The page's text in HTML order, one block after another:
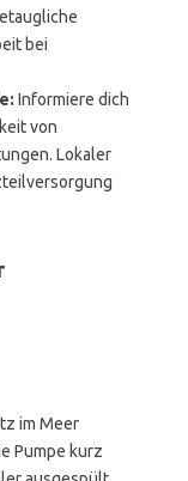
bei
Informiere dich
von
Lokaler
im Meer
Pumpe kurz